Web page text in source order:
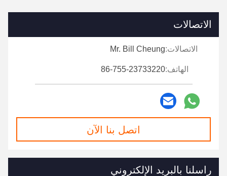
الاتصالات
الاتصالات:Mr. Bill Cheung
الهاتف:86-755-23733220
اتصل بنا الآن
راسلنا بالبريد الإلكتروني